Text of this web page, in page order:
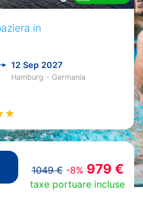
in
12 Sep 2027
Hamburg - Germania
1049 € -8% 979 €
taxe portuare incluse